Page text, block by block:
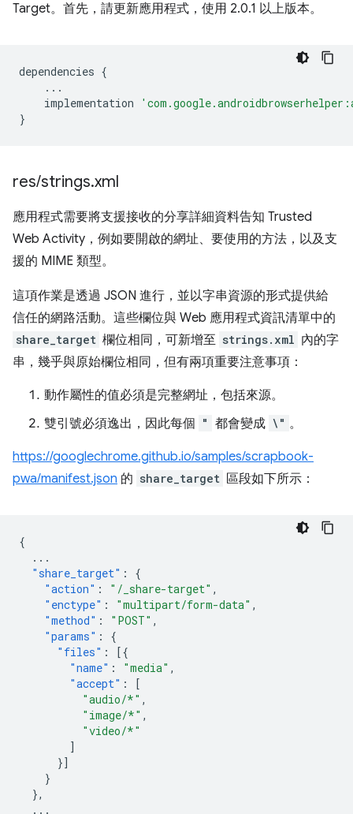
Target。首先，請更新應用程式，使用 2.0.1 以上版本。
dependencies {
...
implementation
}
res/strings.xml
應用程式需要將支援接收的分享詳細資料告知 Trusted
Web Activity，例如要開啟的網址、要使用的方法，以及支
援的 MIME 類型。
這項作業是透過 JSON 進行，並以字串資源的形式提供給
信任的網路活動。這些欄位與 Web 應用程式資訊清單中的
share_target 欄位相同，可新增至 strings.xml 內的字
串，幾乎與原始欄位相同，但有兩項重要注意事項：
動作屬性的值必須是完整網址，包括來源。
雙引號必須逸出，因此每個 " 都會變成 \" 。
https://googlechrome.github.io/samples/scrapbook-
pwa/manifest.json 的 share_target 區段如下所示：
{
...
"share_target" :
{
"action" : "/_share-target" ,
"enctype" : "multipart/form-data" ,
"method" : "POST" ,
"params" :
{
"files" :
[{
"name" : "media" ,
"accept" :
[
"audio/*" ,
"image/*" ,
"video/*"
]
}]
}
},
...